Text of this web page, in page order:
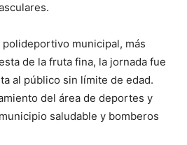
municipal, más
de la fruta fina, la jornada fue
al público sin límite de edad.
del área de deportes y
saludable y bomberos